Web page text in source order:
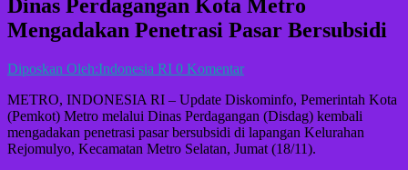
Dinas Perdagangan Kota Metro
Mengadakan Penetrasi Pasar Bersubsidi
Diposkan Oleh:Indonesia RI 0 Komentar
METRO, INDONESIA RI – Update Diskominfo, Pemerintah Kota
(Pemkot) Metro melalui Dinas Perdagangan (Disdag) kembali
mengadakan penetrasi pasar bersubsidi di lapangan Kelurahan
Rejomulyo, Kecamatan Metro Selatan, Jumat (18/11).